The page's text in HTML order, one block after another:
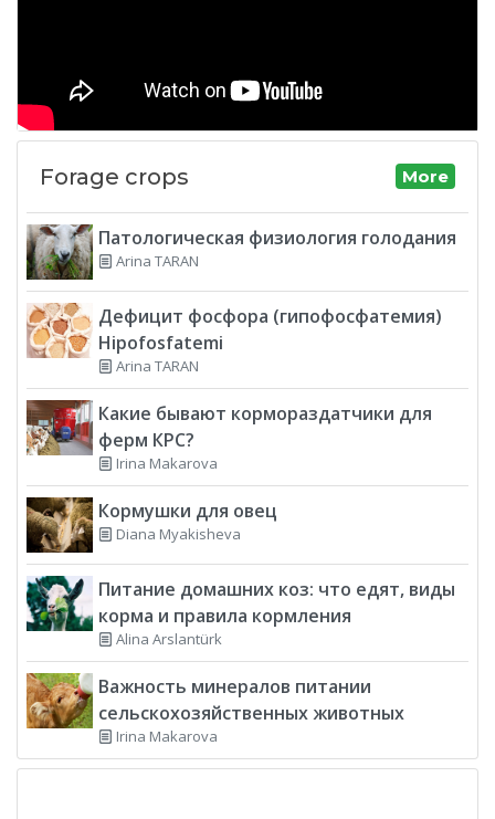
Forage crops More
Патологическая физиология голодания
Arina TARAN
Дефицит фосфора (гипофосфатемия)
Hipofosfatemi
Arina TARAN
Какие бывают кормораздатчики для
ферм КРС?
Irina Makarova
Кормушки для овец
Diana Myakisheva
Питание домашних коз: что едят, виды
корма и правила кормления
Alina Arslantürk
Важность минералов питании
сельскохозяйственных животных
Irina Makarova